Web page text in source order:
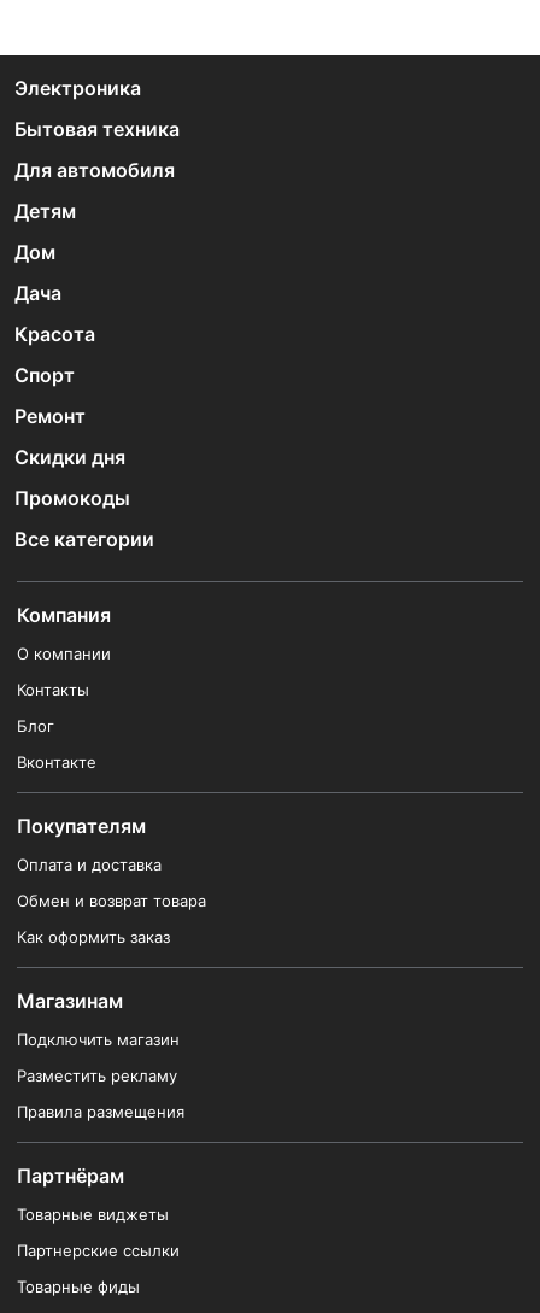
Электроника
Бытовая техника
Для автомобиля
Детям
Дом
Дача
Красота
Спорт
Ремонт
Скидки дня
Промокоды
Все категории
Компания
О компании
Контакты
Блог
Вконтакте
Покупателям
Оплата и доставка
Обмен и возврат товара
Как оформить заказ
Магазинам
Подключить магазин
Разместить рекламу
Правила размещения
Партнёрам
Товарные виджеты
Партнерские ссылки
Товарные фиды